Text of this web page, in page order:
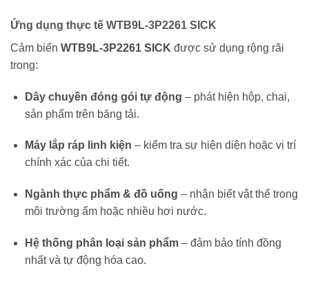
Ứng dụng thực tế WTB9L-3P2261 SICK
Cảm biến WTB9L-3P2261 SICK được sử dụng rộng rãi
trong:
Dây chuyền đóng gói tự động – phát hiện hộp, chai,
sản phẩm trên băng tải.
Máy lắp ráp linh kiện – kiểm tra sự hiện diện hoặc vị trí
chính xác của chi tiết.
Ngành thực phẩm & đồ uống – nhận biết vật thể trong
môi trường ẩm hoặc nhiều hơi nước.
Hệ thống phân loại sản phẩm– đảm bảo tính đồng
nhất và tự động hóa cao.